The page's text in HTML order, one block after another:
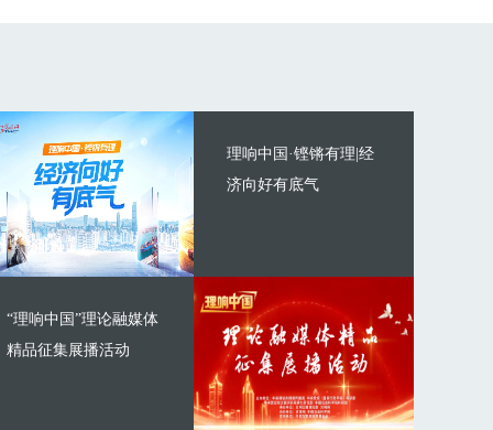
理响中国·铿锵有理|经
济向好有底气
“理响中国”理论融媒体
精品征集展播活动